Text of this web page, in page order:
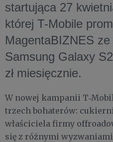
startująca 27
której T-Mobile
MagentaBIZNES
Samsung Galaxy
zł miesięcznie.
W nowej kampanii
trzech bohaterów:
właściciela firmy
się z różnymi